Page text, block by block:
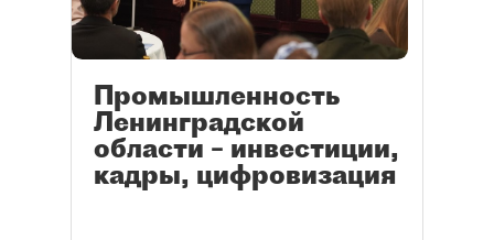
Промышленность
Ленинградской
области – инвестиции,
кадры, цифровизация